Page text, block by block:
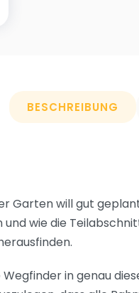
BESCHREIBUNG
Garten will gut
wie die
in genau